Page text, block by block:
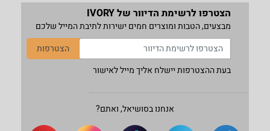
הצטרפו לרשימת הדיוור של IVORY
מבצעים, הטבות ומוצרים חמים ישירות לתיבת המייל שלכם
הצטרפות
בעת ההצטרפות יישלח אליך מייל לאישור
אנחנו בסושיאל, ואתם?